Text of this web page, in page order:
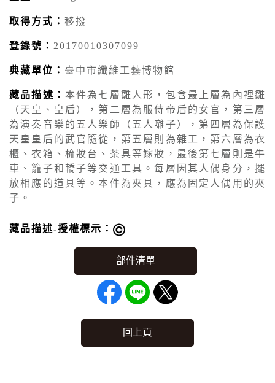
取得方式： 移撥
登錄號： 20170010307099
典藏單位： 臺中市纖維工藝博物館
藏品描述： 本件為七層雛人形，包含最上層為內裡雛
（天皇、皇后），第二層為服侍帝后的女官，第三層
為演奏音樂的五人樂師（五人囃子），第四層為保護
天皇皇后的武官隨從，第五層則為雜工，第六層為衣
櫃、衣箱、梳妝台、茶具等嫁妝，最後第七層則是牛
車、籠子和轎子等交通工具。每層因其人偶身分，擺
放相應的道具等。本件為夾具，應為固定人偶用的夾
子。
藏品描述-授權標示：
回上頁